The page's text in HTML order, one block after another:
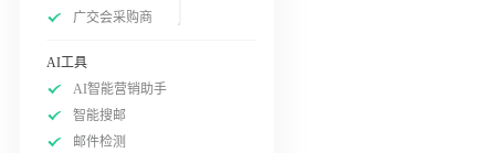
广交会采购商
AI工具
AI智能营销助手
智能搜邮
邮件检测